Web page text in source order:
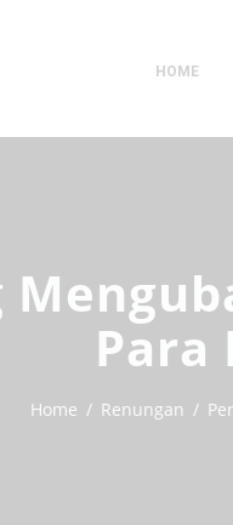
HOME
Para
Home Renungan